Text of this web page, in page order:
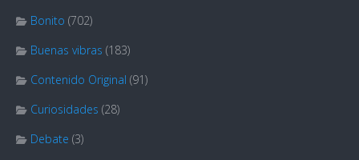
Bonito (702)
Buenas vibras (183)
Contenido Original (91)
Curiosidades (28)
Debate (3)